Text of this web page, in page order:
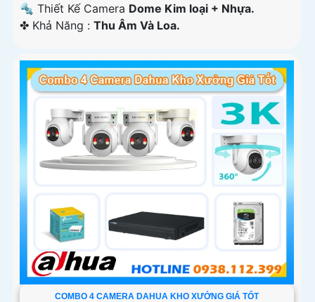
🔩 Thiết Kế Camera Dome Kim loại + Nhựa.
️✤ Khả Năng : Thu Âm Và Loa.
COMBO 4 CAMERA DAHUA KHO XƯỞNG GIÁ TỐT